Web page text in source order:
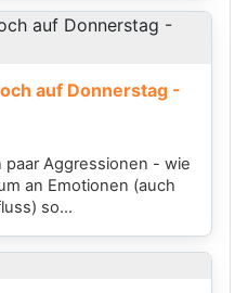
auf Donnerstag -
paar Aggressionen - wie
an Emotionen (auch
so...